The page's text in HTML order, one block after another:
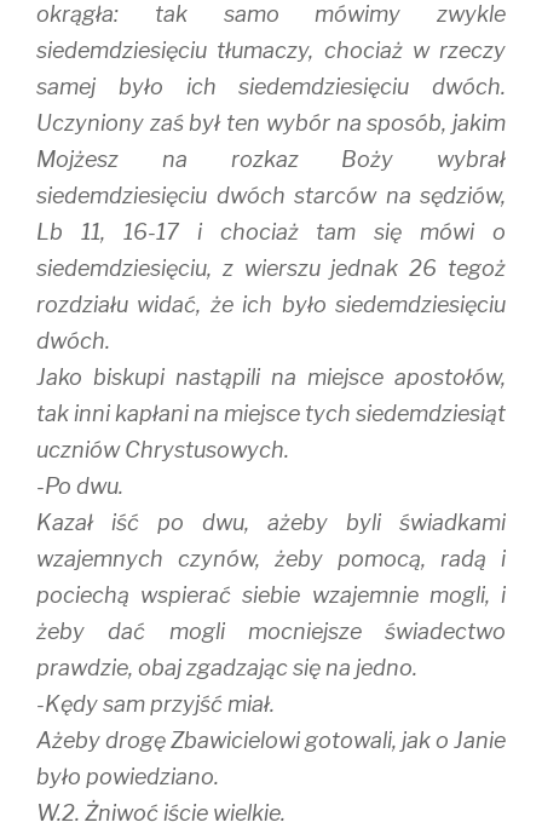
okrągła: tak samo mówimy zwykle
siedemdziesięciu tłumaczy, chociaż w rzeczy
samej było ich siedemdziesięciu dwóch.
Uczyniony zaś był ten wybór na sposób, jakim
Mojżesz na rozkaz Boży wybrał
siedemdziesięciu dwóch starców na sędziów,
Lb 11, 16-17 i chociaż tam się mówi o
siedemdziesięciu, z wierszu jednak 26 tegoż
rozdziału widać, że ich było siedemdziesięciu
dwóch.
Jako biskupi nastąpili na miejsce apostołów,
tak inni kapłani na miejsce tych siedemdziesiąt
uczniów Chrystusowych.
-Po dwu.
Kazał iść po dwu, ażeby byli świadkami
wzajemnych czynów, żeby pomocą, radą i
pociechą wspierać siebie wzajemnie mogli, i
żeby dać mogli mocniejsze świadectwo
prawdzie, obaj zgadzając się na jedno.
-Kędy sam przyjść miał.
Ażeby drogę Zbawicielowi gotowali, jak o Janie
było powiedziano.
W.2. Żniwoć iście wielkie.